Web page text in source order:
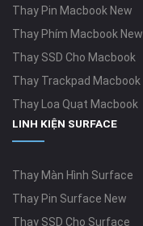
Thay Pin Macbook New
Thay Phím Macbook New
Thay SSD Cho Macbook
Thay Trackpad Macbook
Thay Loa Quạt Macbook
LINH KIỆN SURFACE
Thay Màn Hình Surface
Thay Pin Surface New
Thay SSD Cho Surface